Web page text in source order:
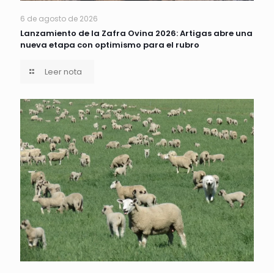
6 de agosto de 2026
Lanzamiento de la Zafra Ovina 2026: Artigas abre una
nueva etapa con optimismo para el rubro
Leer nota